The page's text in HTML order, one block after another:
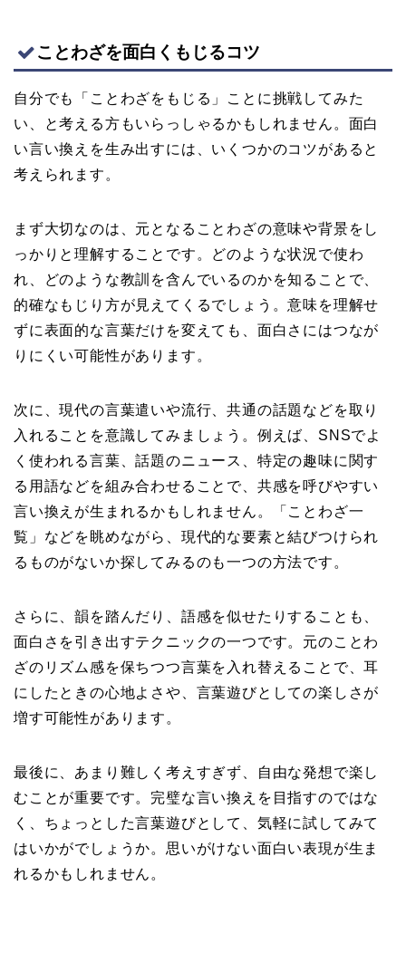
ことわざを面白くもじるコツ
自分でも「ことわざをもじる」ことに挑戦してみた
い、と考える方もいらっしゃるかもしれません。面白
い言い換えを生み出すには、いくつかのコツがあると
考えられます。
まず大切なのは、元となることわざの意味や背景をし
っかりと理解することです。どのような状況で使わ
れ、どのような教訓を含んでいるのかを知ることで、
的確なもじり方が見えてくるでしょう。意味を理解せ
ずに表面的な言葉だけを変えても、面白さにはつなが
りにくい可能性があります。
次に、現代の言葉遣いや流行、共通の話題などを取り
入れることを意識してみましょう。例えば、SNSでよ
く使われる言葉、話題のニュース、特定の趣味に関す
る用語などを組み合わせることで、共感を呼びやすい
言い換えが生まれるかもしれません。「ことわざ一
覧」などを眺めながら、現代的な要素と結びつけられ
るものがないか探してみるのも一つの方法です。
さらに、韻を踏んだり、語感を似せたりすることも、
面白さを引き出すテクニックの一つです。元のことわ
ざのリズム感を保ちつつ言葉を入れ替えることで、耳
にしたときの心地よさや、言葉遊びとしての楽しさが
増す可能性があります。
最後に、あまり難しく考えすぎず、自由な発想で楽し
むことが重要です。完璧な言い換えを目指すのではな
く、ちょっとした言葉遊びとして、気軽に試してみて
はいかがでしょうか。思いがけない面白い表現が生ま
れるかもしれません。